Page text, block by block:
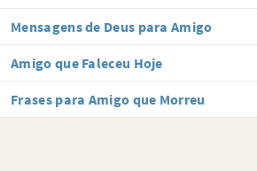
Mensagens de Deus para Amigo
Amigo que Faleceu Hoje
Frases para Amigo que Morreu